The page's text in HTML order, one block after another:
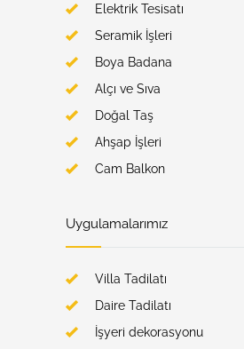
Elektrik Tesisatı
Seramik İşleri
Boya Badana
Alçı ve Sıva
Doğal Taş
Ahşap İşleri
Cam Balkon
Uygulamalarımız
Villa Tadilatı
Daire Tadilatı
İşyeri dekorasyonu